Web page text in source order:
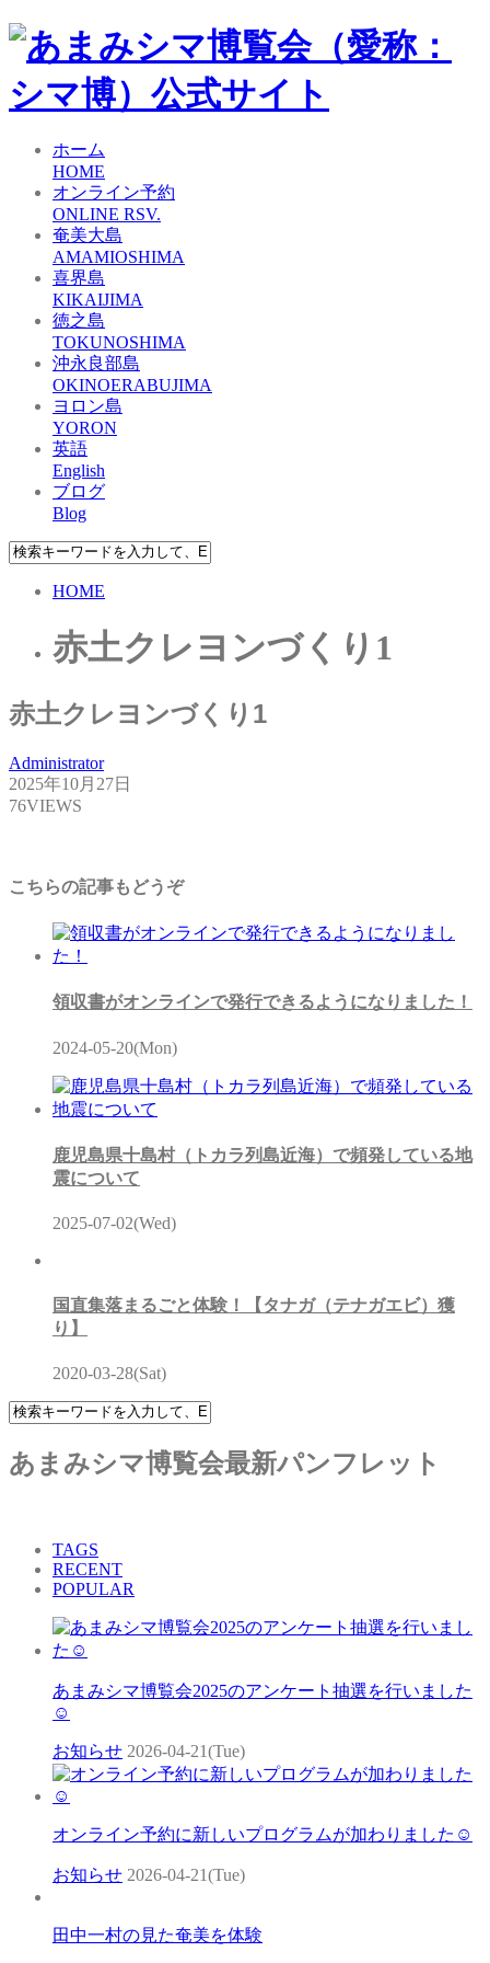
ホーム
HOME
オンライン予約
ONLINE RSV.
奄美大島
AMAMIOSHIMA
喜界島
KIKAIJIMA
徳之島
TOKUNOSHIMA
沖永良部島
OKINOERABUJIMA
ヨロン島
YORON
英語
English
ブログ
Blog
HOME
赤土クレヨンづくり1
赤土クレヨンづくり1
Administrator
2025年10月27日
76VIEWS
こちらの記事もどうぞ
領収書がオンラインで発行できるようになりました！
2024-05-20(Mon)
鹿児島県十島村（トカラ列島近海）で頻発している地
震について
2025-07-02(Wed)
国直集落まるごと体験！【タナガ（テナガエビ）獲
り】
2020-03-28(Sat)
あまみシマ博覧会最新パンフレット
TAGS
RECENT
POPULAR
あまみシマ博覧会2025のアンケート抽選を行いました
☺
お知らせ 2026-04-21(Tue)
オンライン予約に新しいプログラムが加わりました☺
お知らせ 2026-04-21(Tue)
田中一村の見た奄美を体験